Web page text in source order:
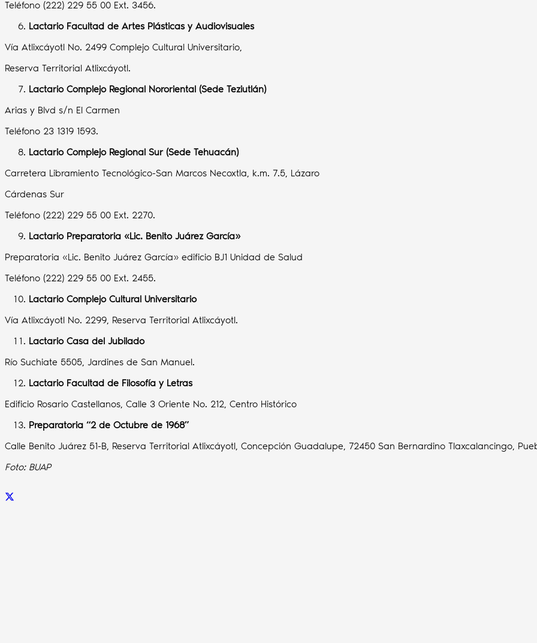
Teléfono (222) 229 55 00 Ext. 3456.
Lactario Facultad de Artes Plásticas y Audiovisuales
Vía Atlixcáyotl No. 2499 Complejo Cultural Universitario,
Reserva Territorial Atlixcáyotl.
Lactario Complejo Regional Nororiental (Sede Teziutlán)
Arias y Blvd s/n El Carmen
Teléfono 23 1319 1593.
Lactario Complejo Regional Sur (Sede Tehuacán)
Carretera Libramiento Tecnológico-San Marcos Necoxtla, k.m. 7.5, Lázaro
Cárdenas Sur
Teléfono (222) 229 55 00 Ext. 2270.
Lactario Preparatoria «Lic. Benito Juárez García»
Preparatoria «Lic. Benito Juárez García» edificio BJ1 Unidad de Salud
Teléfono (222) 229 55 00 Ext. 2455.
Lactario Complejo Cultural Universitario
Vía Atlixcáyotl No. 2299, Reserva Territorial Atlixcáyotl.
Lactario Casa del Jubilado
Río Suchiate 5505, Jardines de San Manuel.
Lactario Facultad de Filosofía y Letras
Edificio Rosario Castellanos, Calle 3 Oriente No. 212, Centro Histórico
Preparatoria “2 de Octubre de 1968”
Calle Benito Juárez 51-B, Reserva Territorial Atlixcáyotl, Concepción Guadalupe, 72450 San Bernardino Tlaxcalancingo,
Foto: BUAP